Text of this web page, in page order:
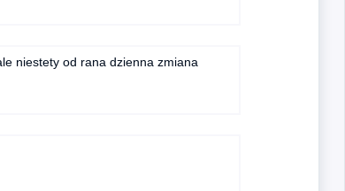
niestety od rana dzienna zmiana